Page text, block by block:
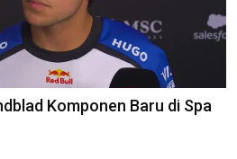
Komponen Baru di Spa